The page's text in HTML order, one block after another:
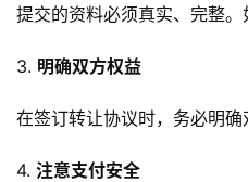
提交的资料必须真实、完整。
3. 明确双方权益
在签订转让协议时，务必明确
4. 注意支付安全